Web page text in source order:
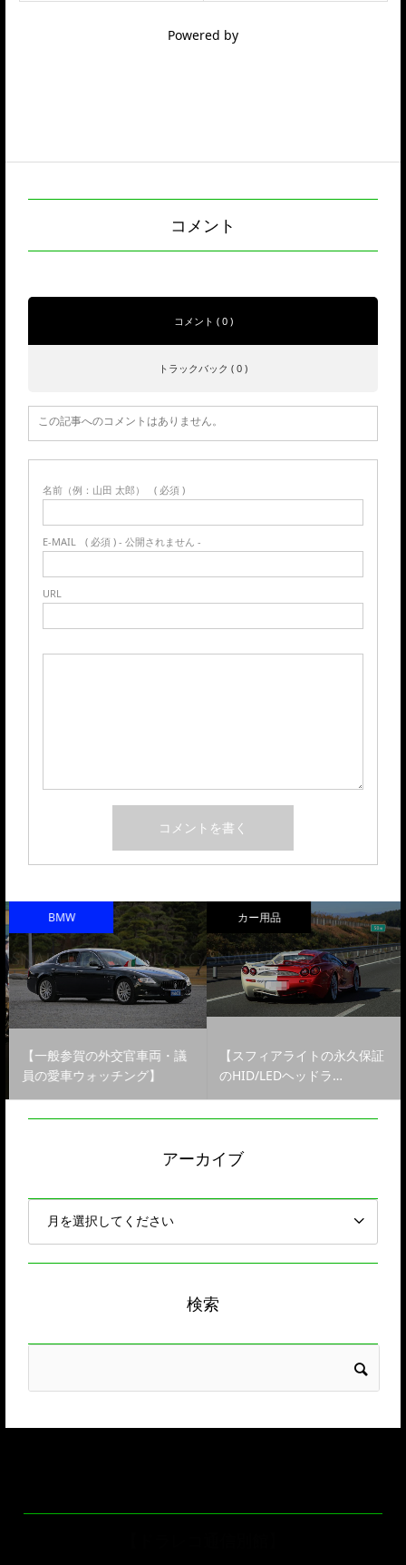
Powered by
コメント
コメント ( 0 )
トラックバック ( 0 )
この記事へのコメントはありません。
名前（例：山田 太郎） ( 必須 )
E-MAIL ( 必須 ) - 公開されません -
URL
BMW
【一般参賀の外交官車両・議
員の愛車ウォッチング】
カー用品
【スフィアライトの永久保証
のHID/LEDヘッドラ…
アーカイブ
検索